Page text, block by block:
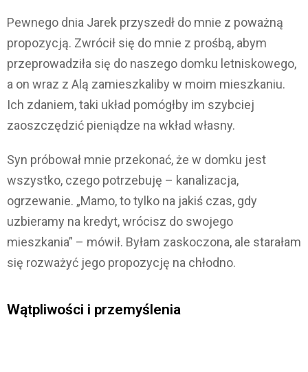
Pewnego dnia Jarek przyszedł do mnie z poważną
propozycją. Zwrócił się do mnie z prośbą, abym
przeprowadziła się do naszego domku letniskowego,
a on wraz z Alą zamieszkaliby w moim mieszkaniu.
Ich zdaniem, taki układ pomógłby im szybciej
zaoszczędzić pieniądze na wkład własny.
Syn próbował mnie przekonać, że w domku jest
wszystko, czego potrzebuję – kanalizacja,
ogrzewanie. „Mamo, to tylko na jakiś czas, gdy
uzbieramy na kredyt, wrócisz do swojego
mieszkania” – mówił. Byłam zaskoczona, ale starałam
się rozważyć jego propozycję na chłodno.
Wątpliwości i przemyślenia